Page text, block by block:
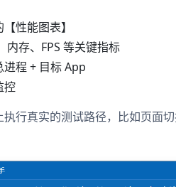
性能图表】
内存、FPS 等关键指标
进程 + 目标 App
控
执行真实的测试路径，比如页面